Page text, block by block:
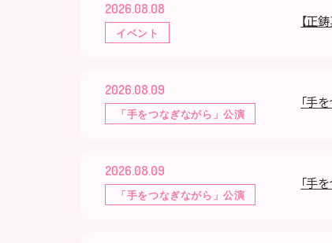
2026.08.08
イベント
【正
2026.08.09
「手をつなぎながら」公演
「手
2026.08.09
「手をつなぎながら」公演
「手